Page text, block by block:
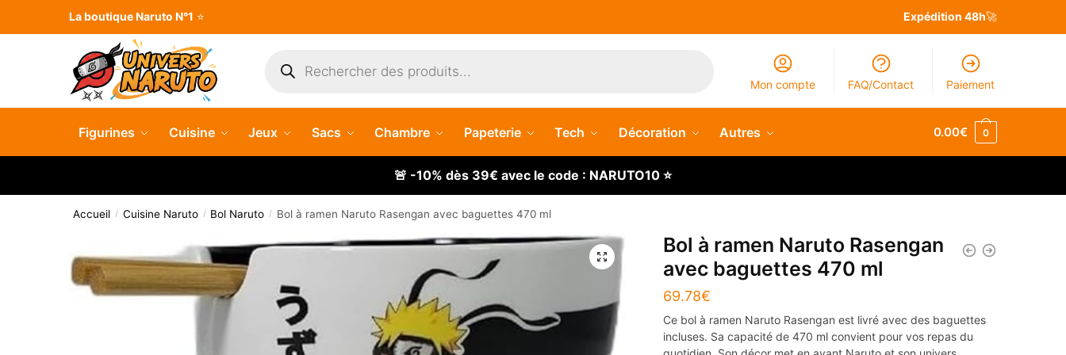
La boutique Naruto N°1 ⭐ Expédition 48h🚀
produits
Mon compte FAQ/Contact Paiement
Figurines Cuisine Jeux Sacs Chambre Papeterie Tech Décoration Autres 0.00€ 0
🚨 -10% dès 39€ avec le code : NARUTO10 ⭐
Accueil / Cuisine Naruto / Bol Naruto / Bol à ramen Naruto Rasengan avec baguettes 470 ml
🔍
Bol à ramen Naruto Rasengan
avec baguettes 470 ml
69.78€
Ce bol à ramen Naruto Rasengan est livré avec des baguettes
incluses. Sa capacité de 470 ml convient pour vos repas du